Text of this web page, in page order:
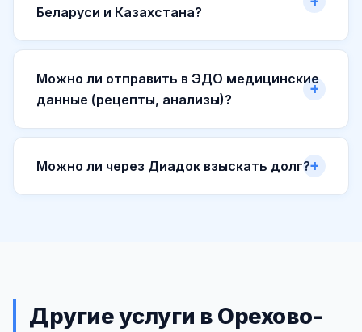
Беларуси и Казахстана?
Можно ли отправить в ЭДО медицинские
данные (рецепты, анализы)?
Можно ли через Диадок взыскать долг?
Другие услуги в Орехово-